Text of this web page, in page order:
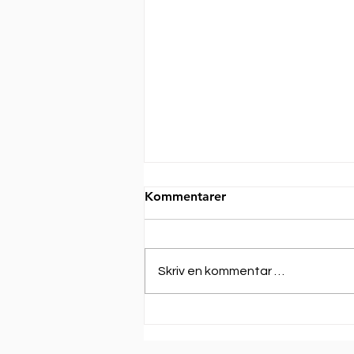
Kommentarer
Skriv en kommentar …